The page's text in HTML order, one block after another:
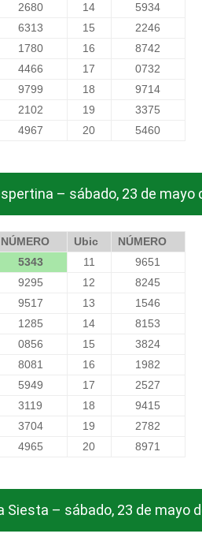
2680 14
5934
6313 15
2246
1780 16
8742
4466 17
0732
9799 18
9714
2102 19
3375
4967 20 5460
– sábado, 23 de mayo
NÚMERO Ubic
NÚMERO
5343 11
9651
9295 12
8245
9517 13
1546
1285 14
8153
0856 15
3824
8081 16
1982
5949 17
2527
3119 18
9415
3704 19
2782
4965 20 8971
Siesta – sábado, 23 de mayo